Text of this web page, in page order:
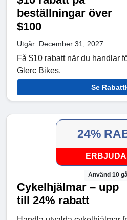
beställningar över
$100
Utgår: December 31, 2027
Få $10 rabatt när du handlar
Glerc Bikes.
Se
24%
Använd 10
Cykelhjälmar – upp
till 24% rabatt